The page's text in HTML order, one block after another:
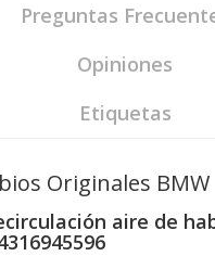
Preguntas
Opiniones
Etiquetas
Originales BMW
aire de